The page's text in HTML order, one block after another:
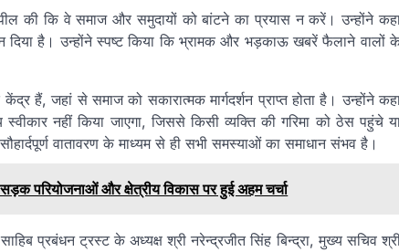
की कि वे समाज और समुदायों को बांटने का प्रयास न करें। उन्होंने
दिया है। उन्होंने स्पष्ट किया कि भ्रामक और भड़काऊ खबरें फैलाने वालों
हैं, जहां से समाज को सकारात्मक मार्गदर्शन प्राप्त होता है। उन्होंने
नहीं किया जाएगा, जिससे किसी व्यक्ति की गरिमा को ठेस पहुंचे
वातावरण के माध्यम से ही सभी समस्याओं का समाधान संभव है।
परियोजनाओं और क्षेत्रीय विकास पर हुई अहम चर्चा
प्रबंधन ट्रस्ट के अध्यक्ष श्री नरेन्द्रजीत सिंह बिन्द्रा, मुख्य सचिव